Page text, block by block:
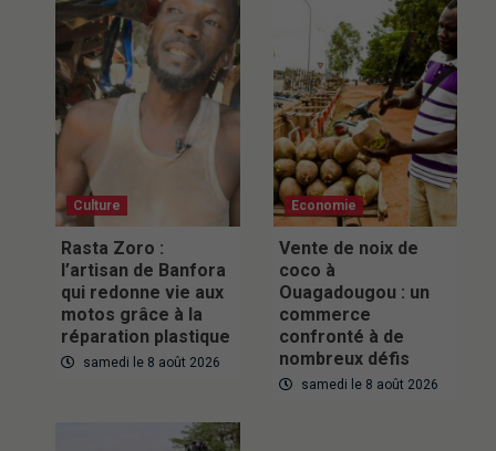
Culture
Rasta Zoro :
l’artisan de Banfora
qui redonne vie aux
motos grâce à la
réparation plastique
samedi le 8 août 2026
Economie
Vente de noix de
coco à
Ouagadougou : un
commerce
confronté à de
nombreux défis
samedi le 8 août 2026